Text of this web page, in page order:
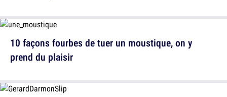
10 façons fourbes de tuer un moustique, on y
prend du plaisir